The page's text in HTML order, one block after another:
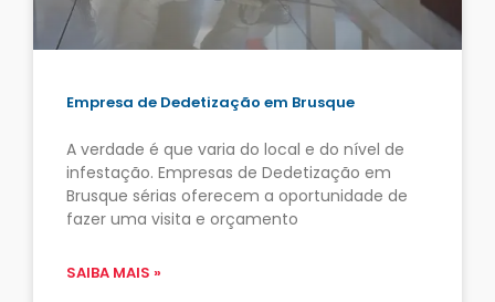
Empresa de Dedetização em Brusque
A verdade é que varia do local e do nível de
infestação. Empresas de Dedetização em
Brusque sérias oferecem a oportunidade de
fazer uma visita e orçamento
SAIBA MAIS »